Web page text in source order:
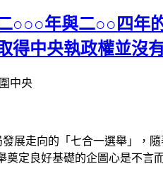
○○○年與二○○四年
得中央執政權並沒
中央
展走向的「七合一選舉」，
奠定良好基礎的企圖心是不言